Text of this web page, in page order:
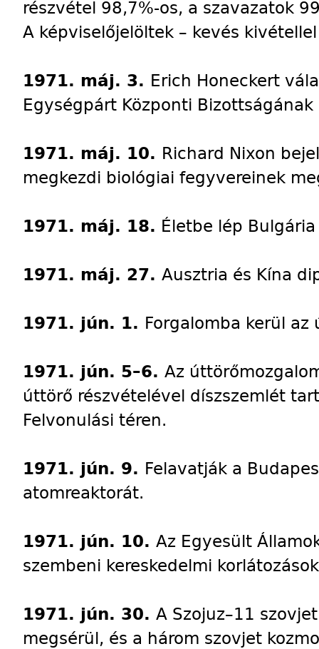
részvétel 98,7%-os, a szavazatok
A képviselőjelöltek – kevés
1971. máj. 3. Erich Honeckert
Egységpárt Központi
1971. máj. 10. Richard Nixon
megkezdi biológiai fegyvereinek
1971. máj. 18. Életbe lép
1971. máj. 27. Ausztria és Kína
1971. jún. 1. Forgalomba kerül
1971. jún. 5–6. Az
úttörő részvételével díszszemlét
Felvonulási téren.
1971. jún. 9. Felavatják a
atomreaktorát.
1971. jún. 10. Az Egyesült
szembeni kereskedelmi
1971. jún. 30. A Szojuz–11
megsérül, és a három szovjet